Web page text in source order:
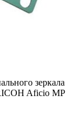
зеркала
Aficio MP